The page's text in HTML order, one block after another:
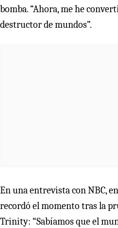
bomba. “Ahora, me he
destructor de mundos”.
En una entrevista con NBC,
recordó el momento tras la
Trinity: “Sabíamos que el